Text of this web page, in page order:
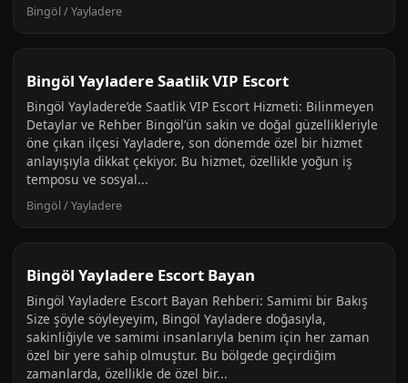
Bingöl / Yayladere
Bingöl Yayladere Saatlik VIP Escort
Bingöl Yayladere’de Saatlik VIP Escort Hizmeti: Bilinmeyen
Detaylar ve Rehber Bingöl’ün sakin ve doğal güzellikleriyle
öne çıkan ilçesi Yayladere, son dönemde özel bir hizmet
anlayışıyla dikkat çekiyor. Bu hizmet, özellikle yoğun iş
temposu ve sosyal...
Bingöl / Yayladere
Bingöl Yayladere Escort Bayan
Bingöl Yayladere Escort Bayan Rehberi: Samimi bir Bakış
Size şöyle söyleyeyim, Bingöl Yayladere doğasıyla,
sakinliğiyle ve samimi insanlarıyla benim için her zaman
özel bir yere sahip olmuştur. Bu bölgede geçirdiğim
zamanlarda, özellikle de özel bir...